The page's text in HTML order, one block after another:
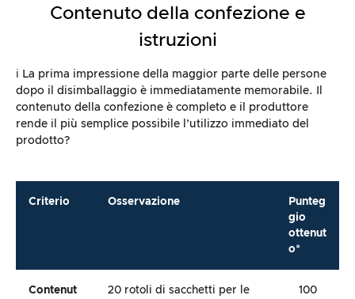
Contenuto della confezione e
istruzioni
ℹ️ La prima impressione della maggior parte delle persone
dopo il disimballaggio è immediatamente memorabile. Il
contenuto della confezione è completo e il produttore
rende il più semplice possibile l’utilizzo immediato del
prodotto?
Criterio Osservazione
Punteg
gio
ottenut
o*
Contenut
20 rotoli di sacchetti per le
100